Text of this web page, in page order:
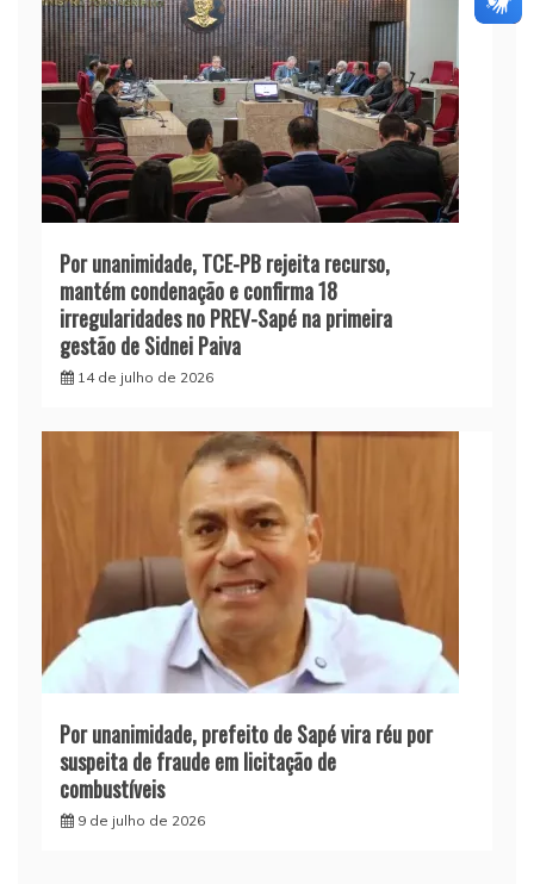
Por unanimidade, TCE-PB rejeita recurso,
mantém condenação e confirma 18
irregularidades no PREV-Sapé na primeira
gestão de Sidnei Paiva
14 de julho de 2026
Por unanimidade, prefeito de Sapé vira réu por
suspeita de fraude em licitação de
combustíveis
9 de julho de 2026